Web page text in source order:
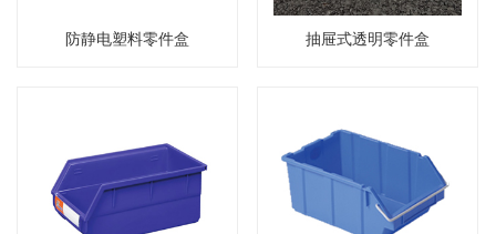
防静电塑料零件盒 抽屉式透明零件盒